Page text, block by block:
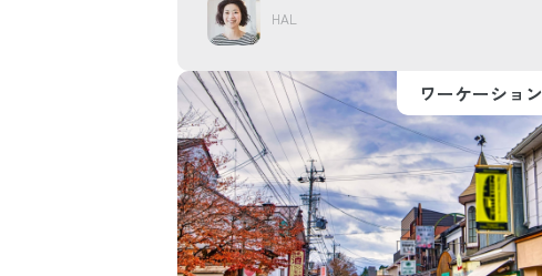
HAL
ワーケーション